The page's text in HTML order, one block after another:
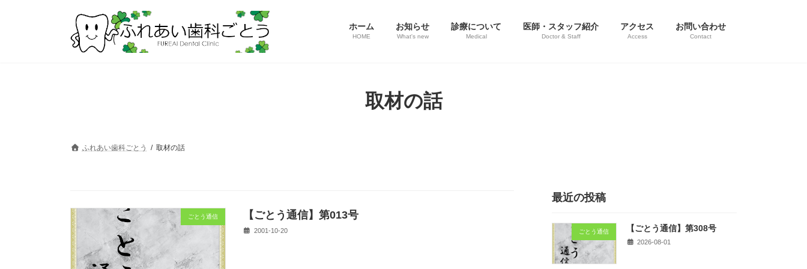
ホーム
HOME
お知らせ
What's new
診療について
Medical
医師・スタッフ紹介
Doctor & Staff
アクセス
Access
お問い合わせ
Contact
取材の話
ふれあい歯科ごとう 取材の話
ごとう通信 【ごとう通信】第013号
2001-10-20
最近の投稿
ごとう通信 【ごとう通信】第308号
2026-08-01